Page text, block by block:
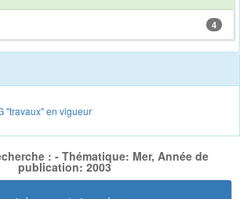
4
"travaux" en vigueur
: - Thématique: Mer, Année de
publication: 2003